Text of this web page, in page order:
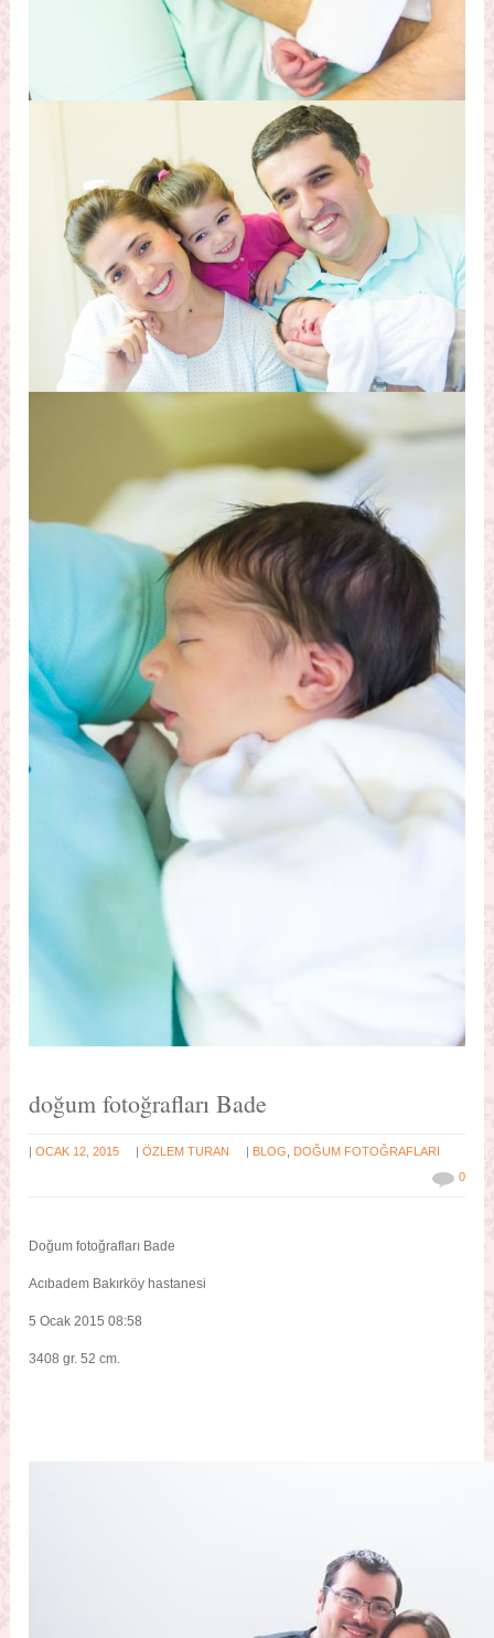
doğum fotoğrafları Bade
| OCAK 12, 2015 |ÖZLEM TURAN | BLOG
DOĞUM FOTOĞRAFLARI
0
Doğum fotoğrafları Bade
Acıbadem Bakırköy hastanesi
5 Ocak 2015 08:58
3408 gr. 52 cm.